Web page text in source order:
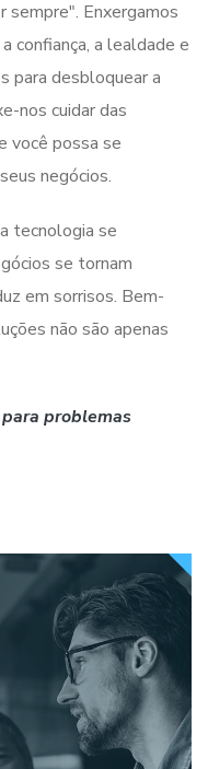
sempre". Enxergamos
confiança, a lealdade e
para desbloquear a
nos cuidar das
você possa se
negócios.
tecnologia se
se tornam
em sorrisos. Bem-
não são apenas
problemas